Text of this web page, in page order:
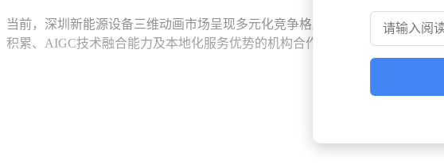
当前，深圳新能源设备三维动画市场呈现多元化竞争格局，各机构在技术路
积累、AIGC技术融合能力及本地化服务优势的机构合作，以实现设备原理展